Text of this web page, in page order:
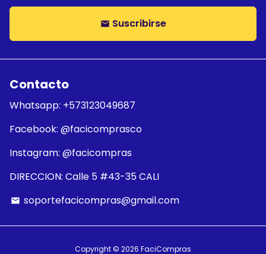
email Suscribirse
Contacto
Whatsapp: +573123049687
Facebook: @facicomprasco
Instagram: @facicompras
DIRECCION: Calle 5 #43-35 CALI
email soportefacicompras@gmail.com
Copyright © 2026 FaciCompras